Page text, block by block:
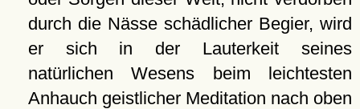
durch die Nässe schädlicher Begier, wird
er sich in der Lauterkeit seines
natürlichen Wesens beim leichtesten
Anhauch geistlicher Meditation nach oben